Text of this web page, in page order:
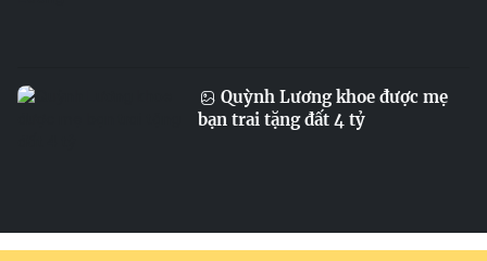
Quỳnh Lương khoe được mẹ
bạn trai tặng đất 4 tỷ